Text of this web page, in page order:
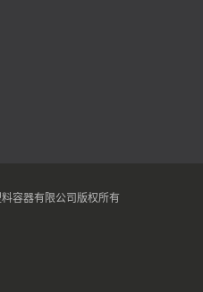
料容器有限公司版权所有